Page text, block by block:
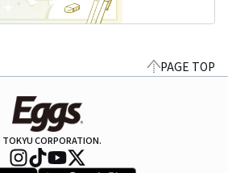
PAGE TOP
CORPORATION.